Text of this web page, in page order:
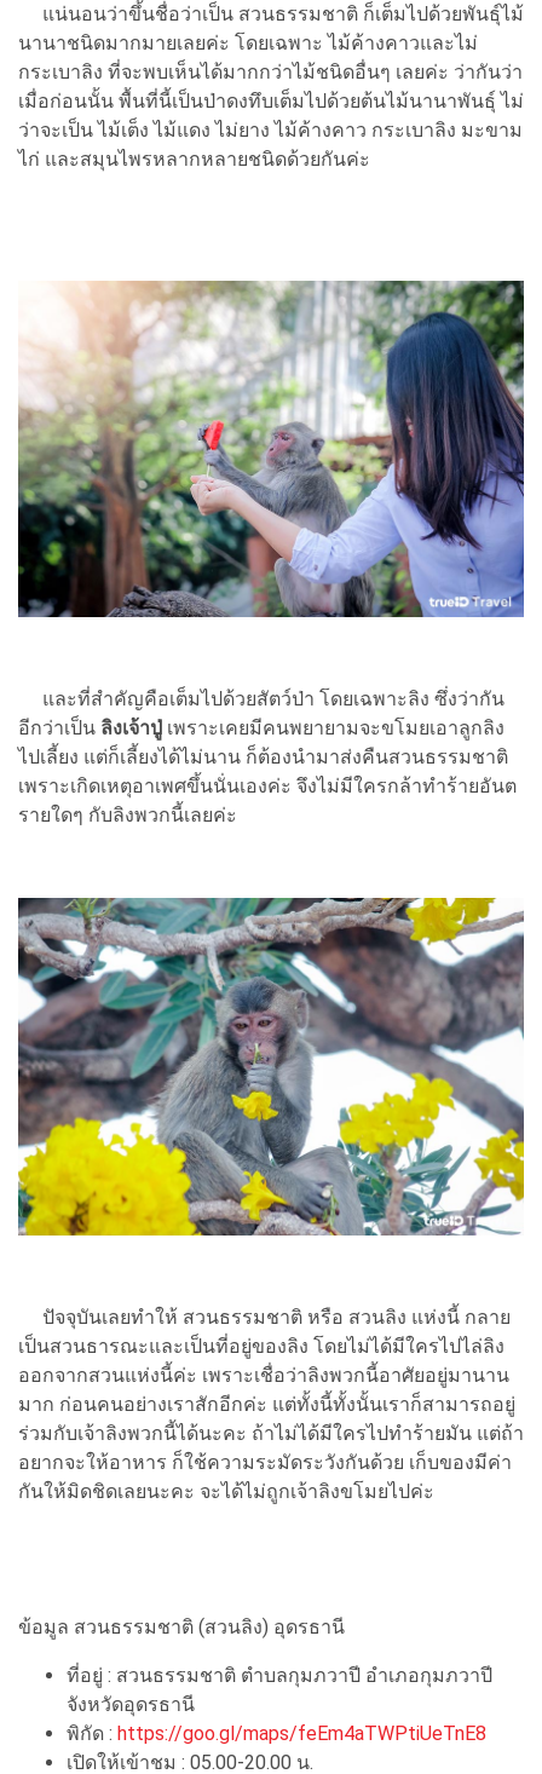
แน่นอนว่าขึ้นชื่อว่าเป็น สวนธรรมชาติ ก็เต็มไปด้วยพันธุ์ไม้
นานาชนิดมากมายเลยค่ะ โดยเฉพาะ ไม้ค้างคาวและไม่
กระเบาลิง ที่จะพบเห็นได้มากกว่าไม้ชนิดอื่นๆ เลยค่ะ ว่ากันว่า
เมื่อก่อนนั้น พื้นที่นี้เป็นป่าดงทึบเต็มไปด้วยต้นไม้นานาพันธุ์ ไม่
ว่าจะเป็น ไม้เต็ง ไม้แดง ไม่ยาง ไม้ค้างคาว กระเบาลิง มะขาม
ไก่ และสมุนไพรหลากหลายชนิดด้วยกันค่ะ
และที่สำคัญคือเต็มไปด้วยสัตว์ป่า โดยเฉพาะลิง ซึ่งว่ากัน
อีกว่าเป็น ลิงเจ้าปู่ เพราะเคยมีคนพยายามจะขโมยเอาลูกลิง
ไปเลี้ยง แต่ก็เลี้ยงได้ไม่นาน ก็ต้องนำมาส่งคืนสวนธรรมชาติ
เพราะเกิดเหตุอาเพศขึ้นนั่นเองค่ะ จึงไม่มีใครกล้าทำร้ายอันต
รายใดๆ กับลิงพวกนี้เลยค่ะ
ปัจจุบันเลยทำให้ สวนธรรมชาติ หรือ สวนลิง แห่งนี้ กลาย
เป็นสวนธารณะและเป็นที่อยู่ของลิง โดยไม่ได้มีใครไปไล่ลิง
ออกจากสวนแห่งนี้ค่ะ เพราะเชื่อว่าลิงพวกนี้อาศัยอยู่มานาน
มาก ก่อนคนอย่างเราสักอีกค่ะ แต่ทั้งนี้ทั้งนั้นเราก็สามารถอยู่
ร่วมกับเจ้าลิงพวกนี้ได้นะคะ ถ้าไม่ได้มีใครไปทำร้ายมัน แต่ถ้า
อยากจะให้อาหาร ก็ใช้ความระมัดระวังกันด้วย เก็บของมีค่า
กันให้มิดชิดเลยนะคะ จะได้ไม่ถูกเจ้าลิงขโมยไปค่ะ
ข้อมูล สวนธรรมชาติ (สวนลิง) อุดรธานี
ที่อยู่ : สวนธรรมชาติ ตำบลกุมภวาปี อำเภอกุมภวาปี
จังหวัดอุดรธานี
พิกัด : https://goo.gl/maps/feEm4aTWPtiUeTnE8
เปิดให้เข้าชม : 05.00-20.00 น.